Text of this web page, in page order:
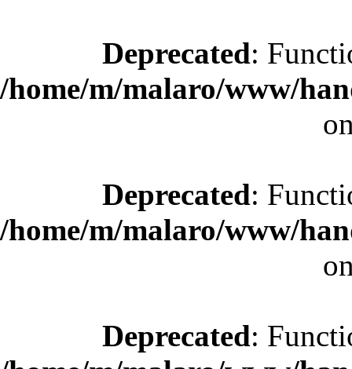
Deprecated:
/home/m/malaro/www/
Deprecated:
/home/m/malaro/www/
Deprecated: